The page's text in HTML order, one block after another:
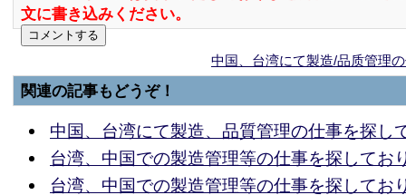
文に書き込みください。
中国、台湾にて製造/品质管理
関連の記事もどうぞ！
中国、台湾にて製造、品質管理の仕事を探し
台湾、中国での製造管理等の仕事を探してお
台湾、中国での製造管理等の仕事を探してお